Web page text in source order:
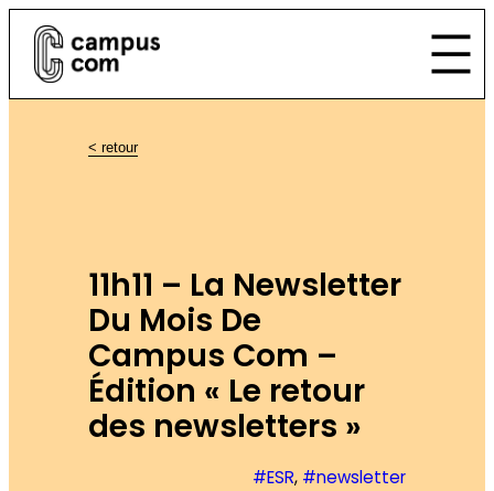
< retour
11h11 – La Newsletter
Du Mois De
Campus Com –
Édition « Le retour
des newsletters »
#ESR, #newsletter